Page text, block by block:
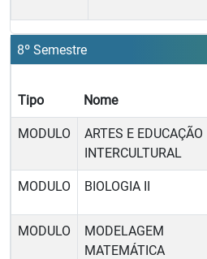
8º Semestre
Tipo Nome
MODULO
ARTES E EDUCAÇÃO
INTERCULTURAL
MODULO BIOLOGIA II
MODULO
MODELAGEM
MATEMÁTICA